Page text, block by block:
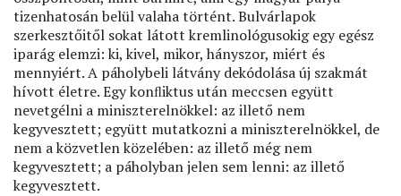
tizenhatosán belül valaha történt. Bulvárlapok
szerkesztőitől sokat látott kremlinológusokig egy egész
iparág elemzi: ki, kivel, mikor, hányszor, miért és
mennyiért. A páholybeli látvány dekódolása új szakmát
hívott életre. Egy konﬂiktus után meccsen együtt
nevetgélni a miniszterelnökkel: az illető nem
kegyvesztett; együtt mutatkozni a miniszterelnökkel, de
nem a közvetlen közelében: az illető még nem
kegyvesztett; a páholyban jelen sem lenni: az illető
kegyvesztett.